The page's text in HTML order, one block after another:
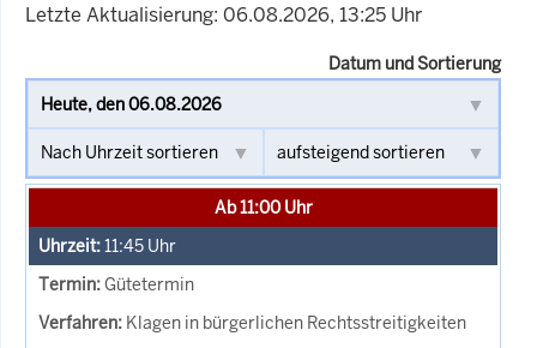
Letzte Aktualisierung: 06.08.2026, 13:25 Uhr
Datum und Sortierung
Ab 11:00 Uhr
11:45 Uhr
Gütetermin
Klagen in bürgerlichen Rechtsstreitigkeiten